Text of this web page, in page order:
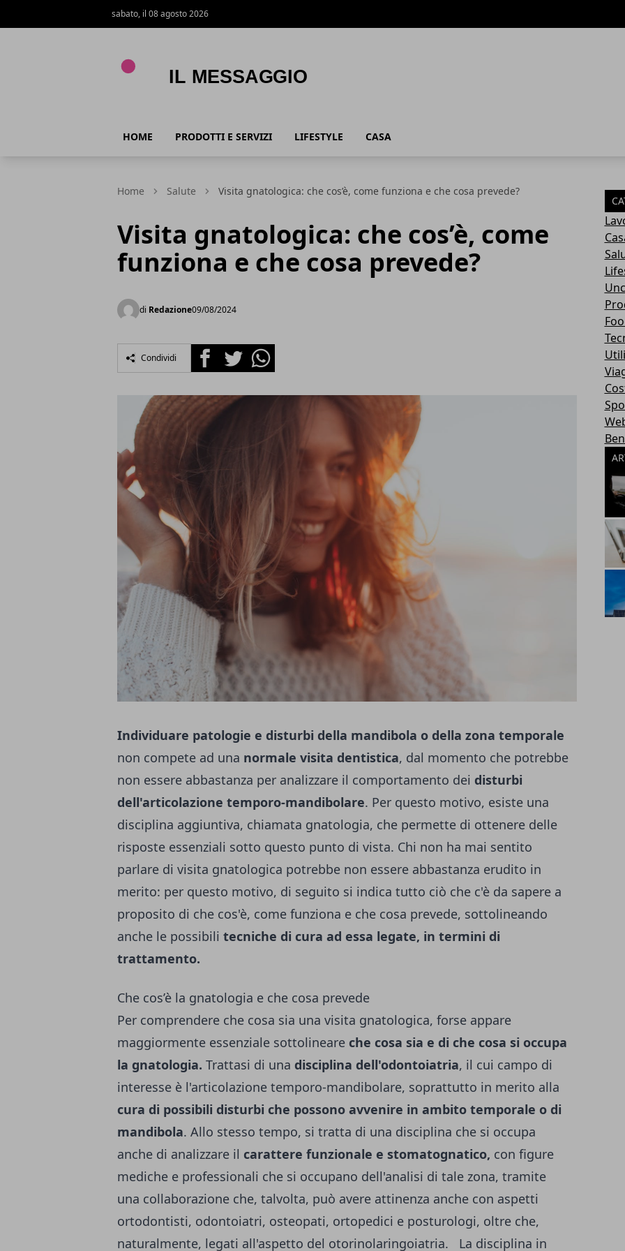
sabato, il 08 agosto 2026
HOME PRODOTTI E SERVIZI LIFESTYLE CASA
Home Salute Visita gnatologica: che cos’è, come funziona e che cosa prevede?
Visita gnatologica: che cos’è, come
funziona e che cosa prevede?
di Redazione09/08/2024
Condividi FacebookTwitterWhatsapp
Individuare patologie e disturbi della mandibola o della zona temporale
non compete ad una normale visita dentistica, dal momento che potrebbe
non essere abbastanza per analizzare il comportamento dei disturbi
dell'articolazione temporo-mandibolare. Per questo motivo, esiste una
disciplina aggiuntiva, chiamata gnatologia, che permette di ottenere delle
risposte essenziali sotto questo punto di vista. Chi non ha mai sentito
parlare di visita gnatologica potrebbe non essere abbastanza erudito in
merito: per questo motivo, di seguito si indica tutto ciò che c'è da sapere a
proposito di che cos'è, come funziona e che cosa prevede, sottolineando
anche le possibili tecniche di cura ad essa legate, in termini di
trattamento.
Che cos’è la gnatologia e che cosa prevede
Per comprendere che cosa sia una visita gnatologica, forse appare
maggiormente essenziale sottolineare che cosa sia e di che cosa si occupa
la gnatologia. Trattasi di una disciplina dell'odontoiatria, il cui campo di
interesse è l'articolazione temporo-mandibolare, soprattutto in merito alla
cura di possibili disturbi che possono avvenire in ambito temporale o di
mandibola. Allo stesso tempo, si tratta di una disciplina che si occupa
anche di analizzare il carattere funzionale e stomatognatico, con figure
mediche e professionali che si occupano dell'analisi di tale zona, tramite
una collaborazione che, talvolta, può avere attinenza anche con aspetti
ortodontisti, odontoiatri, osteopati, ortopedici e posturologi, oltre che,
naturalmente, legati all'aspetto del otorinolaringoiatria. La disciplina in